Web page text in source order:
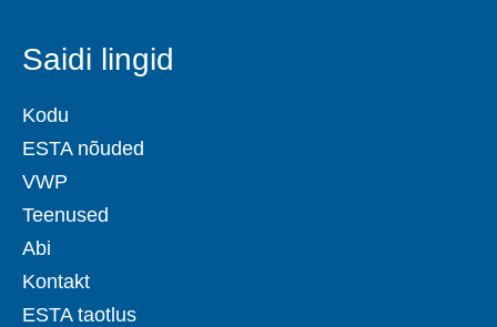
Saidi lingid
Kodu
ESTA nõuded
VWP
Teenused
Abi
Kontakt
ESTA taotlus